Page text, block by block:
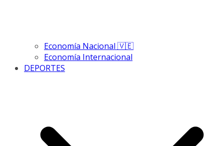
Economía Nacional 🇻🇪
Economía Internacional
DEPORTES